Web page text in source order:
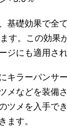
基礎効果で全
す。この効果
ジにも適用され
キラーパンサ
メなどを装備
ツメを入手で
ます。